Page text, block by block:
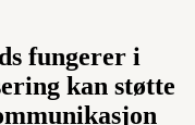
fungerer i
kan støtte